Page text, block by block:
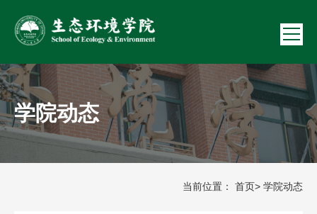
学院动态
当前位置： 首页> 学院动态